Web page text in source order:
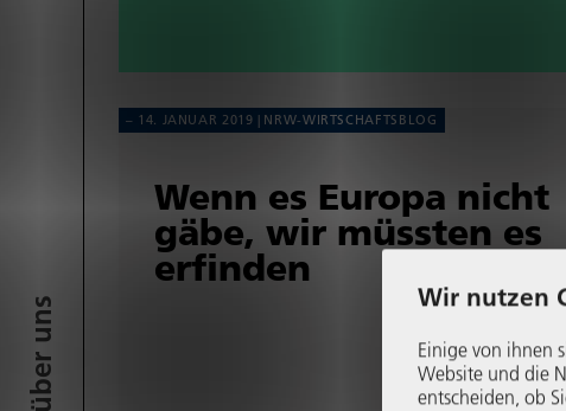
14. JANUAR 2019 NRW-WIRT­SCHAFTS­BLOG
Wenn es Europa nicht
gäbe, wir müssten es
erfinden
Wir nutzen
Einige von ihnen
Website und die
entscheiden, ob